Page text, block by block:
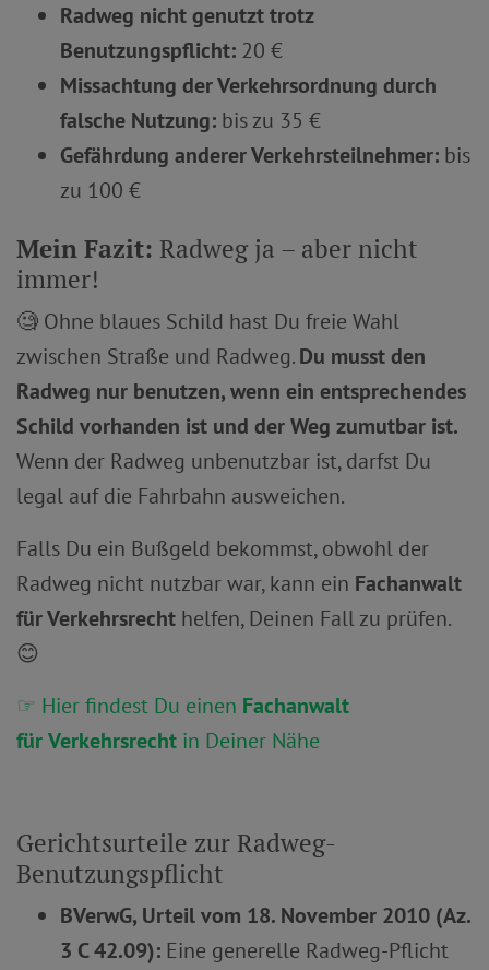
Radweg nicht genutzt trotz
Benutzungspflicht: 20 €
Missachtung der Verkehrsordnung durch
falsche Nutzung: bis zu 35 €
Gefährdung anderer Verkehrsteilnehmer: bis
zu 100 €
Mein Fazit: Radweg ja – aber nicht
immer!
🧐 Ohne blaues Schild hast Du freie Wahl
zwischen Straße und Radweg.Du musst den
Radweg nur benutzen, wenn ein entsprechendes
Schild vorhanden ist und der Weg zumutbar ist.
Wenn der Radweg unbenutzbar ist, darfst Du
legal auf die Fahrbahn ausweichen.
Falls Du ein Bußgeld bekommst, obwohl der
Radweg nicht nutzbar war, kann ein Fachanwalt
für Verkehrsrecht helfen, Deinen Fall zu prüfen.
😊
☞ Hier findest Du einen Fachanwalt
fürVerkehrsrecht in Deiner Nähe
Gerichtsurteile zur Radweg-
Benutzungspflicht
BVerwG, Urteil vom 18. November 2010 (Az.
3 C 42.09): Eine generelle Radweg-Pflicht